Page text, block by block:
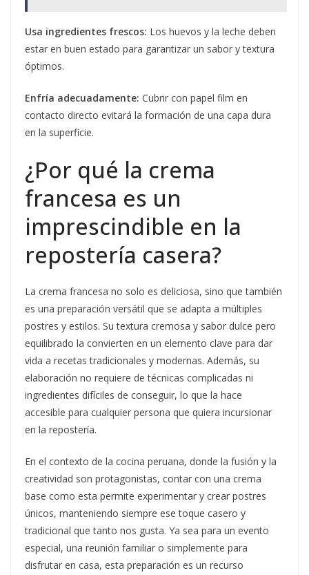
Usa ingredientes frescos: Los huevos y la leche deben
estar en buen estado para garantizar un sabor y textura
óptimos.
Enfría adecuadamente: Cubrir con papel film en
contacto directo evitará la formación de una capa dura
en la superficie.
¿Por qué la crema
francesa es un
imprescindible en la
repostería casera?
La crema francesa no solo es deliciosa, sino que también
es una preparación versátil que se adapta a múltiples
postres y estilos. Su textura cremosa y sabor dulce pero
equilibrado la convierten en un elemento clave para dar
vida a recetas tradicionales y modernas. Además, su
elaboración no requiere de técnicas complicadas ni
ingredientes difíciles de conseguir, lo que la hace
accesible para cualquier persona que quiera incursionar
en la repostería.
En el contexto de la cocina peruana, donde la fusión y la
creatividad son protagonistas, contar con una crema
base como esta permite experimentar y crear postres
únicos, manteniendo siempre ese toque casero y
tradicional que tanto nos gusta. Ya sea para un evento
especial, una reunión familiar o simplemente para
disfrutar en casa, esta preparación es un recurso